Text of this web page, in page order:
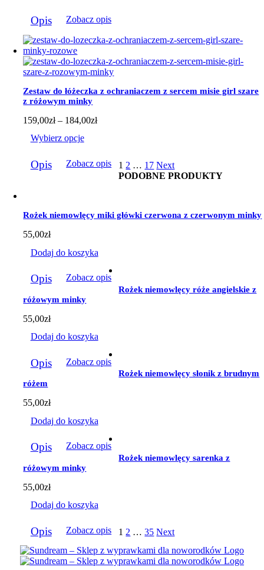
do
produkt
ma
wiele
wariantów.
Opcje
można
wybrać
na
stronie
produktu
Opis Zobacz opis
Zestaw do łóżeczka z ochraniaczem z sercem misie girl szare
z różowym minky
159,00zł – 184,00złZakres
do
184,00zł
Wybierz opcje
produkt
można
wybrać
na
stronie
Opis Zobacz opis 1 2 … 17 Next
PODOBNE PRODUKTY
Rożek niemowlęcy miki główki czerwona z czerwonym minky
55,00zł
Dodaj do koszyka
Opis Zobacz opis
Rożek niemowlęcy róże angielskie z
różowym minky
55,00zł
Dodaj do koszyka
Opis Zobacz opis
Rożek niemowlęcy słonik z brudnym
różem
55,00zł
Dodaj do koszyka
Opis Zobacz opis
Rożek niemowlęcy sarenka z
różowym minky
55,00zł
Dodaj do koszyka
Opis Zobacz opis 1 2 … 35 Next